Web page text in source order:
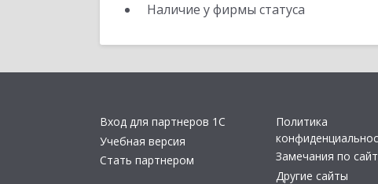
Наличие у фирмы статуса
Вход для партнеров 1С
Учебная версия
Стать партнером
Политика
Замечания по
Другие сайты